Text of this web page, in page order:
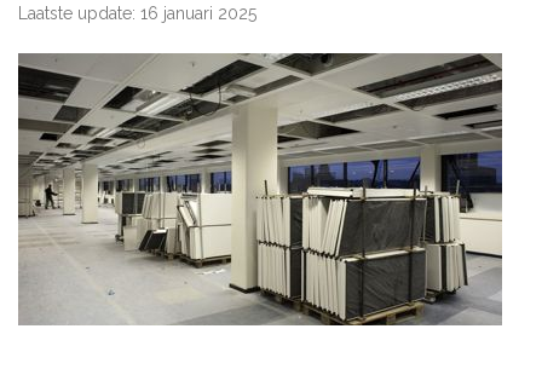
Laatste update: 16 januari 2025